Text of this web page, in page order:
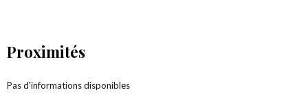
Proximités
Pas d'informations disponibles